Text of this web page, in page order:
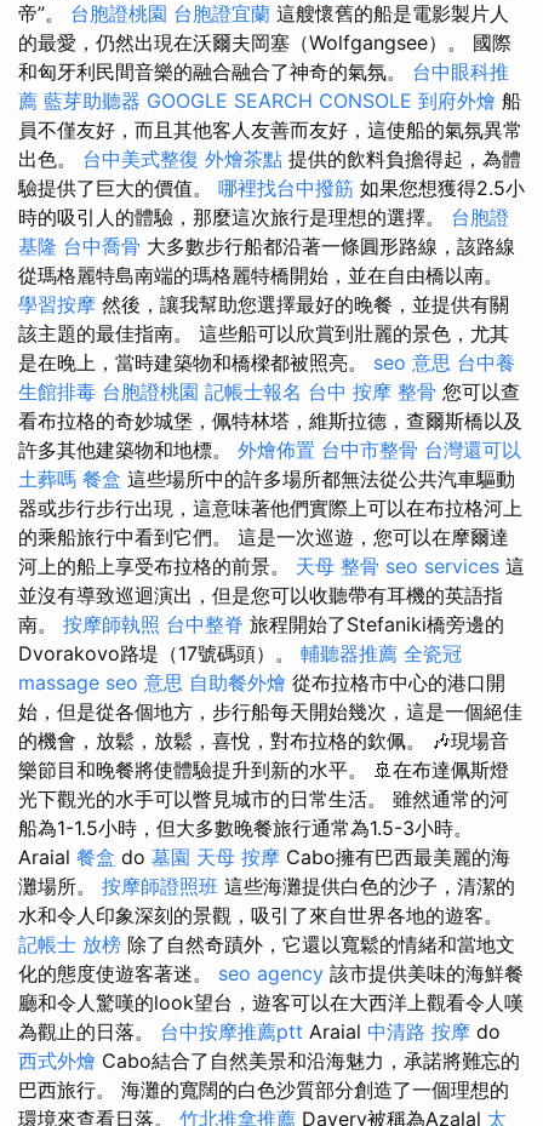
帝”。 台胞證桃園 台胞證宜蘭 這艘懷舊的船是電影製片人
的最愛，仍然出現在沃爾夫岡塞（Wolfgangsee）。 國際
和匈牙利民間音樂的融合融合了神奇的氣氛。 台中眼科推
薦 藍芽助聽器 GOOGLE SEARCH CONSOLE 到府外燴 船
員不僅友好，而且其他客人友善而友好，這使船的氣氛異常
出色。 台中美式整復 外燴茶點 提供的飲料負擔得起，為體
驗提供了巨大的價值。 哪裡找台中撥筋 如果您想獲得2.5小
時的吸引人的體驗，那麼這次旅行是理想的選擇。 台胞證
基隆 台中喬骨 大多數步行船都沿著一條圓形路線，該路線
從瑪格麗特島南端的瑪格麗特橋開始，並在自由橋以南。
學習按摩 然後，讓我幫助您選擇最好的晚餐，並提供有關
該主題的最佳指南。 這些船可以欣賞到壯麗的景色，尤其
是在晚上，當時建築物和橋樑都被照亮。 seo 意思 台中養
生館排毒 台胞證桃園 記帳士報名 台中 按摩 整骨 您可以查
看布拉格的奇妙城堡，佩特林塔，維斯拉德，查爾斯橋以及
許多其他建築物和地標。 外燴佈置 台中市整骨 台灣還可以
土葬嗎 餐盒 這些場所中的許多場所都無法從公共汽車驅動
器或步行步行出現，這意味著他們實際上可以在布拉格河上
的乘船旅行中看到它們。 這是一次巡遊，您可以在摩爾達
河上的船上享受布拉格的前景。 天母 整骨 seo services 這
並沒有導致巡迴演出，但是您可以收聽帶有耳機的英語指
南。 按摩師執照 台中整脊 旅程開始了Stefaniki橋旁邊的
Dvorakovo路堤（17號碼頭）。 輔聽器推薦 全瓷冠
massage seo 意思 自助餐外燴 從布拉格市中心的港口開
始，但是從各個地方，步行船每天開始幾次，這是一個絕佳
的機會，放鬆，放鬆，喜悅，對布拉格的欽佩。 🎶現場音
樂節目和晚餐將使體驗提升到新的水平。 🚢在布達佩斯燈
光下觀光的水手可以瞥見城市的日常生活。 雖然通常的河
船為1-1.5小時，但大多數晚餐旅行通常為1.5-3小時。
Araial 餐盒 do 墓園 天母 按摩 Cabo擁有巴西最美麗的海
灘場所。 按摩師證照班 這些海灘提供白色的沙子，清潔的
水和令人印象深刻的景觀，吸引了來自世界各地的遊客。
記帳士 放榜 除了自然奇蹟外，它還以寬鬆的情緒和當地文
化的態度使遊客著迷。 seo agency 該市提供美味的海鮮餐
廳和令人驚嘆的look望台，遊客可以在大西洋上觀看令人嘆
為觀止的日落。 台中按摩推薦ptt Araial 中清路 按摩 do
西式外燴 Cabo結合了自然美景和沿海魅力，承諾將難忘的
巴西旅行。 海灘的寬闊的白色沙質部分創造了一個理想的
環境來查看日落。 竹北推拿推薦 Davery被稱為Azalal 太